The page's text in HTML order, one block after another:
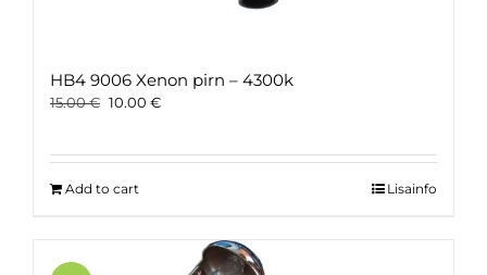
HB4 9006 Xenon pirn – 4300k
15.00€ Original
15.00 €.
10.00 €Current
10.00 €.
Add to cart Lisainfo